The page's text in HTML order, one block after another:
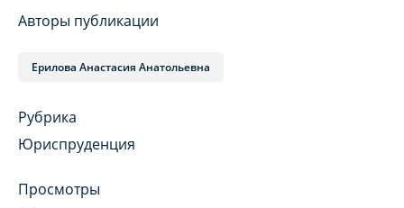
Авторы публикации
Ерилова Анастасия Анатольевна
Рубрика
Юриспруденция
Просмотры